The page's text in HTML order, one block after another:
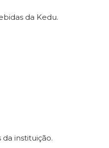
da Kedu.
instituição.